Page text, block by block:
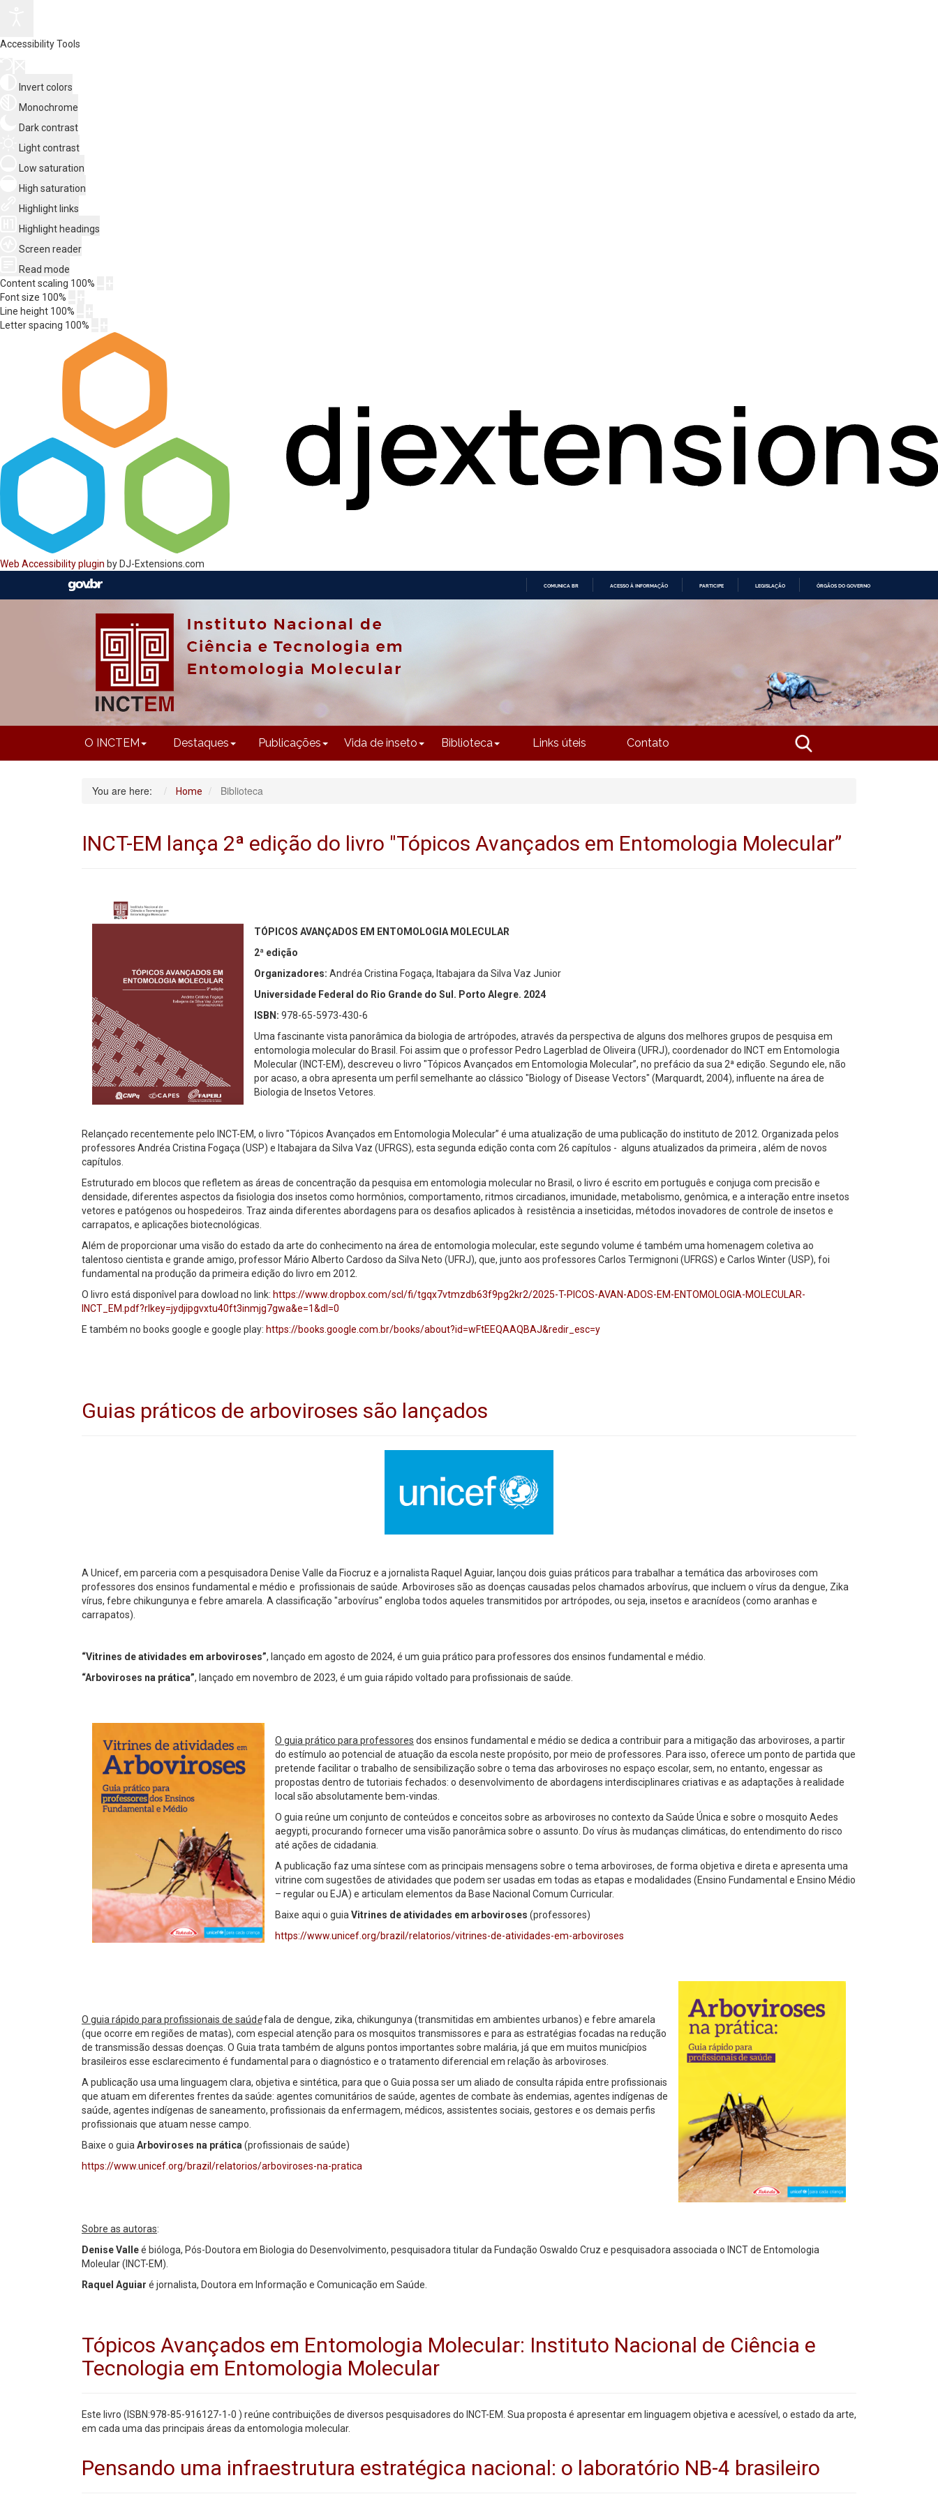
Accessibility Tools
Invert colors
Monochrome
Dark contrast
Light contrast
Low saturation
High saturation
Highlight links
Highlight headings
Screen reader
Read mode
Content scaling 100%
Font size 100%
Line height 100%
Letter spacing 100%
Web Accessibility plugin by DJ-Extensions.com
COMUNICA BR ACESSO À INFORMAÇÃO PARTICIPE LEGISLAÇÃO ÓRGÃOS DO GOVERNO
O INCTEM Destaques Publicações Vida de inseto Biblioteca Links úteis Contato
You are here: Home Biblioteca
INCT-EM lança 2ª edição do livro "Tópicos Avançados em Entomologia Molecular”
TÓPICOS AVANÇADOS EM ENTOMOLOGIA MOLECULAR
2ª edição
Organizadores: Andréa Cristina Fogaça, Itabajara da Silva Vaz Junior
Universidade Federal do Rio Grande do Sul. Porto Alegre. 2024
ISBN: 978-65-5973-430-6
Uma fascinante vista panorâmica da biologia de artrópodes, através da perspectiva de alguns dos melhores grupos de pesquisa em
entomologia molecular do Brasil. Foi assim que o professor Pedro Lagerblad de Oliveira (UFRJ), coordenador do INCT em Entomologia
Molecular (INCT-EM), descreveu o livro "Tópicos Avançados em Entomologia Molecular”, no prefácio da sua 2ª edição. Segundo ele, não
por acaso, a obra apresenta um perfil semelhante ao clássico "Biology of Disease Vectors" (Marquardt, 2004), influente na área de
Biologia de Insetos Vetores.
Relançado recentemente pelo INCT-EM, o livro "Tópicos Avançados em Entomologia Molecular” é uma atualização de uma publicação do instituto de 2012. Organizada pelos
professores Andréa Cristina Fogaça (USP) e Itabajara da Silva Vaz (UFRGS), esta segunda edição conta com 26 capítulos - alguns atualizados da primeira , além de novos
capítulos.
Estruturado em blocos que refletem as áreas de concentração da pesquisa em entomologia molecular no Brasil, o livro é escrito em português e conjuga com precisão e
densidade, diferentes aspectos da fisiologia dos insetos como hormônios, comportamento, ritmos circadianos, imunidade, metabolismo, genômica, e a interação entre insetos
vetores e patógenos ou hospedeiros. Traz ainda diferentes abordagens para os desafios aplicados à resistência a inseticidas, métodos inovadores de controle de insetos e
carrapatos, e aplicações biotecnológicas.
Além de proporcionar uma visão do estado da arte do conhecimento na área de entomologia molecular, este segundo volume é também uma homenagem coletiva ao
talentoso cientista e grande amigo, professor Mário Alberto Cardoso da Silva Neto (UFRJ), que, junto aos professores Carlos Termignoni (UFRGS) e Carlos Winter (USP), foi
fundamental na produção da primeira edição do livro em 2012.
O livro está disponîvel para dowload no link: https://www.dropbox.com/scl/fi/tgqx7vtmzdb63f9pg2kr2/2025-T-PICOS-AVAN-ADOS-EM-ENTOMOLOGIA-MOLECULAR-
INCT_EM.pdf?rlkey=jydjipgvxtu40ft3inmjg7gwa&e=1&dl=0
E também no books google e google play: https://books.google.com.br/books/about?id=wFtEEQAAQBAJ&redir_esc=y
Guias práticos de arboviroses são lançados
A Unicef, em parceria com a pesquisadora Denise Valle da Fiocruz e a jornalista Raquel Aguiar, lançou dois guias práticos para trabalhar a temática das arboviroses com
professores dos ensinos fundamental e médio e profissionais de saúde. Arboviroses são as doenças causadas pelos chamados arbovírus, que incluem o vírus da dengue, Zika
vírus, febre chikungunya e febre amarela. A classificação "arbovírus" engloba todos aqueles transmitidos por artrópodes, ou seja, insetos e aracnídeos (como aranhas e
carrapatos).
“Vitrines de atividades em arboviroses”, lançado em agosto de 2024, é um guia prático para professores dos ensinos fundamental e médio.
“Arboviroses na prática”, lançado em novembro de 2023, é um guia rápido voltado para profissionais de saúde.
O guia prático para professores dos ensinos fundamental e médio se dedica a contribuir para a mitigação das arboviroses, a partir
do estímulo ao potencial de atuação da escola neste propósito, por meio de professores. Para isso, oferece um ponto de partida que
pretende facilitar o trabalho de sensibilização sobre o tema das arboviroses no espaço escolar, sem, no entanto, engessar as
propostas dentro de tutoriais fechados: o desenvolvimento de abordagens interdisciplinares criativas e as adaptações à realidade
local são absolutamente bem-vindas.
O guia reúne um conjunto de conteúdos e conceitos sobre as arboviroses no contexto da Saúde Única e sobre o mosquito Aedes
aegypti, procurando fornecer uma visão panorâmica sobre o assunto. Do vírus às mudanças climáticas, do entendimento do risco
até ações de cidadania.
A publicação faz uma síntese com as principais mensagens sobre o tema arboviroses, de forma objetiva e direta e apresentauma
vitrine com sugestões de atividades que podem ser usadas em todas as etapas e modalidades (Ensino Fundamental e Ensino Médio
– regular ou EJA) e articulam elementos da Base Nacional Comum Curricular.
Baixe aqui o guiaVitrines de atividades em arboviroses (professores)
https://www.unicef.org/brazil/relatorios/vitrines-de-atividades-em-arboviroses
O guia rápido para profissionais de saúdefala de dengue, zika, chikungunya (transmitidas em ambientes urbanos) e febre amarela
(que ocorre em regiões de matas), com especial atenção para os mosquitos transmissores e para as estratégias focadas na redução
de transmissão dessas doenças. O Guia trata também de alguns pontos importantes sobre malária, já que em muitos municípios
brasileiros esse esclarecimento é fundamental para o diagnóstico e o tratamento diferencial em relação às arboviroses.
A publicação usa uma linguagem clara, objetiva e sintética, para que o Guia possa ser um aliado de consulta rápida entre profissionais
que atuam em diferentes frentes da saúde: agentes comunitários de saúde, agentes de combate às endemias, agentes indígenas de
saúde, agentes indígenas de saneamento, profissionais da enfermagem, médicos, assistentes sociais, gestores e os demais perfis
profissionais que atuam nesse campo.
Baixe o guiaArboviroses na prática(profissionais de saúde)
https://www.unicef.org/brazil/relatorios/arboviroses-na-pratica
Sobre as autoras:
Denise Valleé bióloga, Pós-Doutora em Biologia do Desenvolvimento, pesquisadora titular da Fundação Oswaldo Cruz e pesquisadora associada o INCT de Entomologia
Moleular (INCT-EM).
Raquel Aguiar é jornalista, Doutora em Informação e Comunicação em Saúde.
Tópicos Avançados em Entomologia Molecular: Instituto Nacional de Ciência e
Tecnologia em Entomologia Molecular
Este livro (ISBN:978-85-916127-1-0 ) reúne contribuições de diversos pesquisadores do INCT-EM. Sua proposta é apresentar em linguagem objetiva e acessível, o estado da arte,
em cada uma das principais áreas da entomologia molecular.
Pensando uma infraestrutura estratégica nacional: o laboratório NB-4 brasileiro